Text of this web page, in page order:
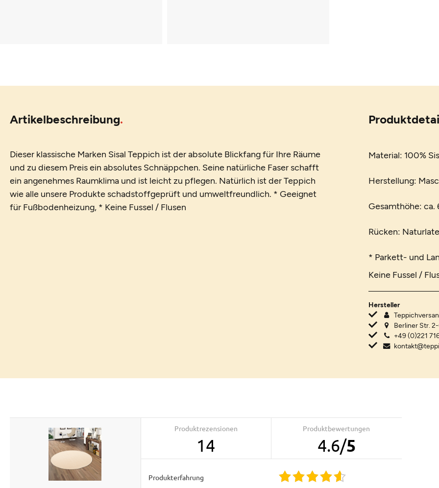
Artikelbeschreibung
Dieser klassische Marken Sisal Teppich ist der absolute Blickfang für Ihre Räume
und zu diesem Preis ein absolutes Schnäppchen. Seine natürliche Faser schafft
ein angenehmes Raumklima und ist leicht zu pflegen. Natürlich ist der Teppich
wie alle unsere Produkte schadstoffgeprüft und umweltfreundlich. * Geeignet
für Fußbodenheizung, * Keine Fussel / Flusen
Material: 100%
Herstellung:
Gesamthöhe:
Rücken:
* Parkett- und
Keine Fussel /
Hersteller
Berliner Str.
+49 (0)221
Produktrezensionen
14
Produktbewertungen
4.6/5
Produkterfahrung